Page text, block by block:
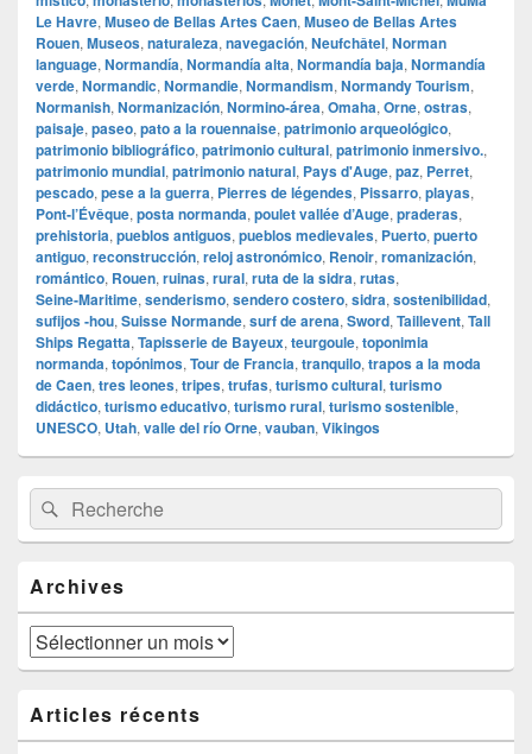
Le Havre, Museo de Bellas Artes Caen, Museo de Bellas Artes
Rouen, Museos, naturaleza, navegación, Neufchâtel, Norman
language, Normandía, Normandía alta, Normandía baja, Normandía
verde, Normandic, Normandie, Normandism, Normandy Tourism,
Normanish, Normanización, Normino‑área, Omaha, Orne, ostras,
paisaje, paseo, pato a la rouennaise, patrimonio arqueológico,
patrimonio bibliográfico, patrimonio cultural, patrimonio inmersivo.,
patrimonio mundial, patrimonio natural, Pays d'Auge, paz, Perret,
pescado, pese a la guerra, Pierres de légendes, Pissarro, playas,
Pont‑l’Évêque, posta normanda, poulet vallée d’Auge, praderas,
prehistoria, pueblos antiguos, pueblos medievales, Puerto, puerto
antiguo, reconstrucción, reloj astronómico, Renoir, romanización,
romántico, Rouen, ruinas, rural, ruta de la sidra, rutas,
Seine‑Maritime, senderismo, sendero costero, sidra, sostenibilidad,
sufijos ‑hou, Suisse Normande, surf de arena, Sword, Taillevent, Tall
Ships Regatta, Tapisserie de Bayeux, teurgoule, toponimia
normanda, topónimos, Tour de Francia, tranquilo, trapos a la moda
de Caen, tres leones, tripes, trufas, turismo cultural, turismo
didáctico, turismo educativo, turismo rural, turismo sostenible,
UNESCO, Utah, valle del río Orne, vauban, Vikingos
Zone
principale
de
widget
barre
latérale
Recherche :Rechercher
Archives
Archives
Articles récents